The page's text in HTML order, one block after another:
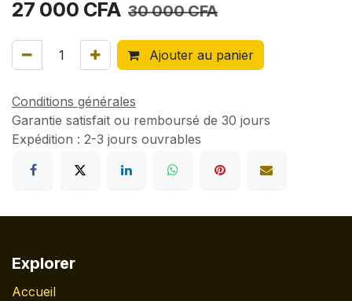
27 000 CFA 30 000CFA
Ajouter au panier
Conditions générales
Garantie satisfait ou remboursé de 30 jours
Expédition : 2-3 jours ouvrables
Explorer
Accueil